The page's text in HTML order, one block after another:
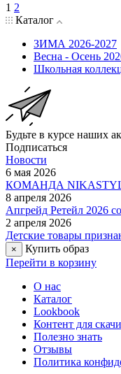
1 2
Каталог
ЗИМА 2026-2027
Весна - Осень
Школьная
Будьте в курсе наших
Подписаться
Новости
6 мая 2026
КОМАНДА
8 апреля 2026
Апгрейд Ретейл 2026
2 апреля 2026
Детские товары
×
Купить образ
Перейти в корзину
О нас
Каталог
Lookbook
Контент для
Полезно знать
Отзывы
Политика